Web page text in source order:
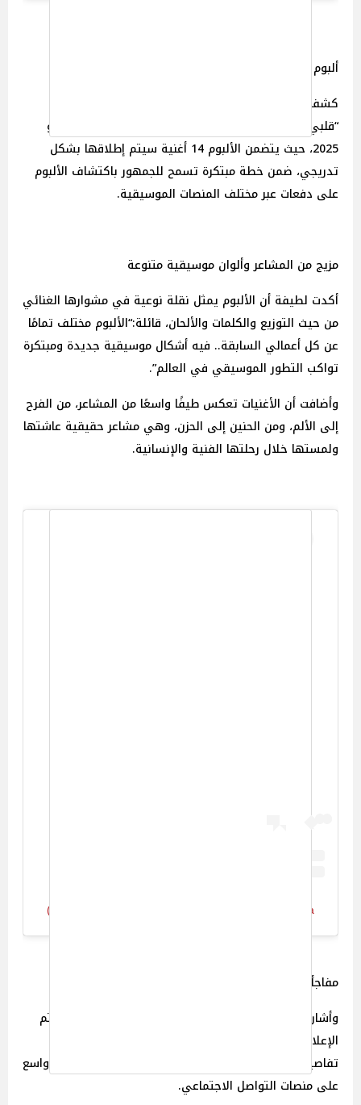
ألبوم “قلبي ارتاح”.. بداية مرحلة فنية جديدة
كشفت لطيفة عن موعد طرح أولى أغنيات ألبومها الجديد
“قلبي ارتاح”، والذي من المقرر أن يبدأ طرحه يوم 10 يوليو
2025، حيث يتضمن الألبوم 14 أغنية سيتم إطلاقها بشكل
تدريجي، ضمن خطة مبتكرة تسمح للجمهور باكتشاف الألبوم
على دفعات عبر مختلف المنصات الموسيقية.
مزيج من المشاعر وألوان موسيقية متنوعة
أكدت لطيفة أن الألبوم يمثل نقلة نوعية في مشوارها الغنائي
من حيث التوزيع والكلمات والألحان، قائلة:“الألبوم مختلف تمامًا
عن كل أعمالي السابقة.. فيه أشكال موسيقية جديدة ومبتكرة
تواكب التطور الموسيقي في العالم”.
وأضافت أن الأغنيات تعكس طيفًا واسعًا من المشاعر، من الفرح
إلى الألم، ومن الحنين إلى الحزن، وهي مشاعر حقيقية عاشتها
ولمستها خلال رحلتها الفنية والإنسانية.
A post shared by Latifa لطيفة التونسية (@latifaofficial)
مفاجأة منتظرة للجمهور
وأشارت لطيفة إلى أن الألبوم سيتضمن مفاجأة خاصة سيتم
الإعلان عنها بالتزامن مع إطلاق الأغاني، دون الإفصاح عن
تفاصيلها، مما زاد من حماس الجمهور الذي تفاعل بشكل واسع
على منصات التواصل الاجتماعي.